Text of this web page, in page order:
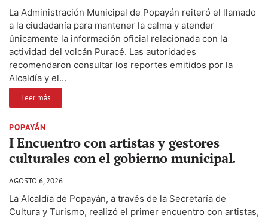
La Administración Municipal de Popayán reiteró el llamado
a la ciudadanía para mantener la calma y atender
únicamente la información oficial relacionada con la
actividad del volcán Puracé. Las autoridades
recomendaron consultar los reportes emitidos por la
Alcaldía y el...
Leer más
POPAYÁN
I Encuentro con artistas y gestores
culturales con el gobierno municipal.
AGOSTO 6, 2026
La Alcaldía de Popayán, a través de la Secretaría de
Cultura y Turismo, realizó el primer encuentro con artistas,